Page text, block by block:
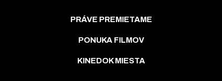
PRÁVE PREMIETAME
PONUKA FILMOV
KINEDOK MIESTA